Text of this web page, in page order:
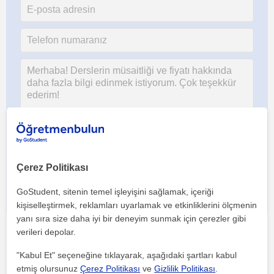
Her iki düğmeye tıklayarak,
Bu ilanı paylaş veya e-posta ile gönder
Çerez Politikası
GoStudent, sitenin temel işleyişini sağlamak, içeriği
kişiselleştirmek, reklamları uyarlamak ve etkinliklerini ölçmenin
yanı sıra size daha iyi bir deneyim sunmak için çerezler gibi
verileri depolar.
"Kabul Et" seçeneğine tıklayarak, aşağıdaki şartları kabul
etmiş olursunuzÇerez Politikası veGizlilik Politikası